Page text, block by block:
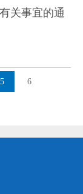
关事宜的通
5 6